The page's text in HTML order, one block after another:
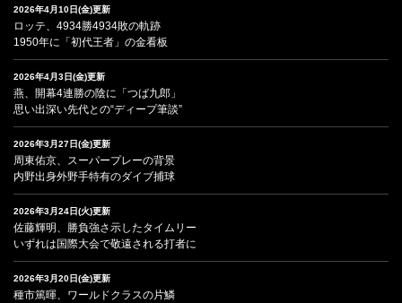
2026年4月10日(金)更新
ロッテ、4934勝4934敗の軌跡
1950年に「初代王者」の金看板
2026年4月3日(金)更新
燕、開幕4連勝の陰に「つば九郎」
思い出深い先代との“ディープ筆談”
2026年3月27日(金)更新
周東佑京、スーパープレーの背景
内野出身外野手特有のダイブ捕球
2026年3月24日(火)更新
佐藤輝明、勝負強さ示したタイムリー
いずれは国際大会で敬遠される打者に
2026年3月20日(金)更新
種市篤暉、ワールドクラスの片鱗